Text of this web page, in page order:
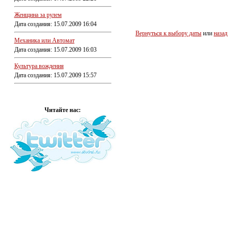
Женщина за рулем
Дата создания: 15.07.2009 16:04
Механика или Автомат
Дата создания: 15.07.2009 16:03
Культура вождения
Дата создания: 15.07.2009 15:57
Читайте нас:
Вернуться к выбору даты или назад